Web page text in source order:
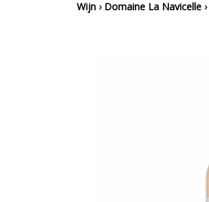
Wijn › Domaine La Navicelle ›